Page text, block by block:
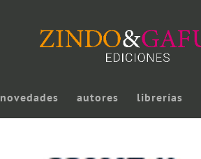
novedades autores librerías